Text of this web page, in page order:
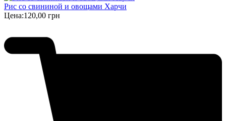
Рис со свининой и овощами Харчи
Цена:120,00 грн